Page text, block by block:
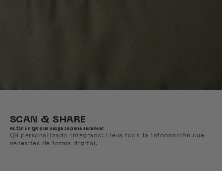
SCAN & SHARE
Al fin un QR que valga la pena escanear
QR personalizado integrado: Lleva toda la información que
necesites de forma digital.